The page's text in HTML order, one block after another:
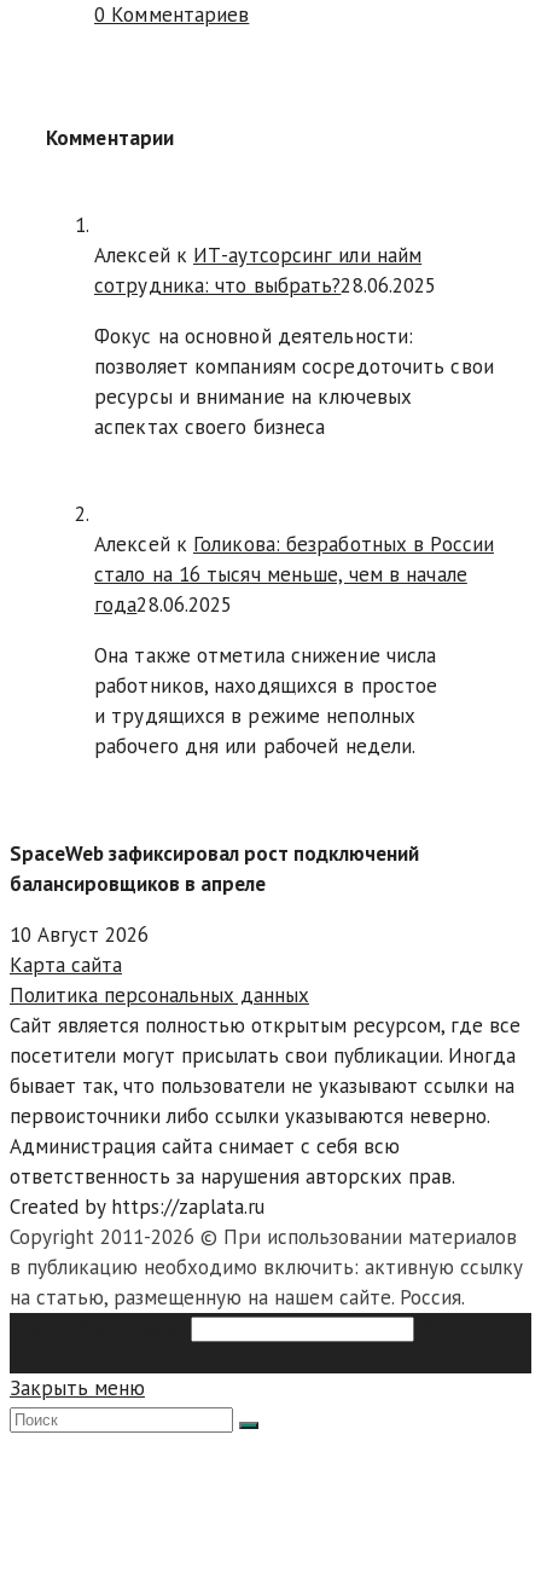
0 Комментариев
Комментарии
Алексей к ИТ-аутсорсинг или найм
сотрудника: что выбрать?28.06.2025
Фокус на основной деятельности:
позволяет компаниям сосредоточить свои
ресурсы и внимание на ключевых
аспектах своего бизнеса
Алексей к Голикова: безработных в России
стало на 16 тысяч меньше, чем в начале
года28.06.2025
Она также отметила снижение числа
работников, находящихся в простое
и трудящихся в режиме неполных
рабочего дня или рабочей недели.
SpaceWeb зафиксировал рост подключений
балансировщиков в апреле
10 Август 2026
Карта сайта
Политика персональных данных
Сайт является полностью открытым ресурсом, где все
посетители могут присылать свои публикации. Иногда
бывает так, что пользователи не указывают ссылки на
первоисточники либо ссылки указываются неверно.
Администрация сайта снимает с себя всю
ответственность за нарушения авторских прав.
Created by https://zaplata.ru
Copyright 2011-2026 © При использовании материалов
в публикацию необходимо включить: активную ссылку
на статью, размещенную на нашем сайте. Россия.
Закрыть меню